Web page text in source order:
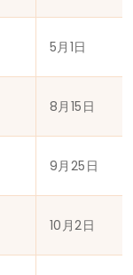
5月1日
8月15日
9月25日
10月2日